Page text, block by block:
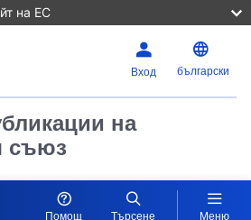
на ЕС
Вход български
на
съюз
Помощ Търсене Меню